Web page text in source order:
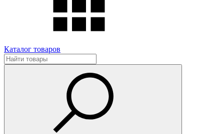
Каталог товаров